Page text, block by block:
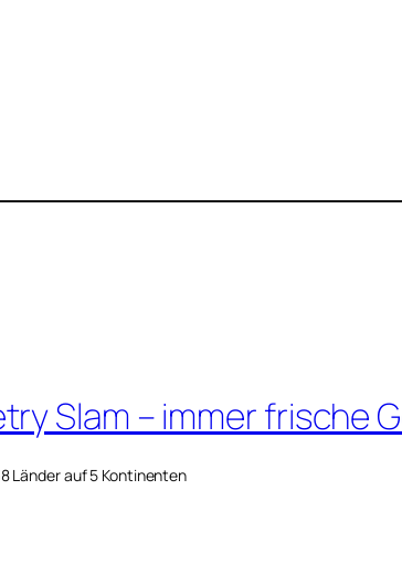
Slam – immer frische
Länder auf 5 Kontinenten